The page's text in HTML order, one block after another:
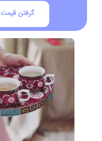
گرفتن قیمت